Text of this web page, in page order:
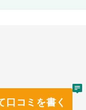
口コミを書く